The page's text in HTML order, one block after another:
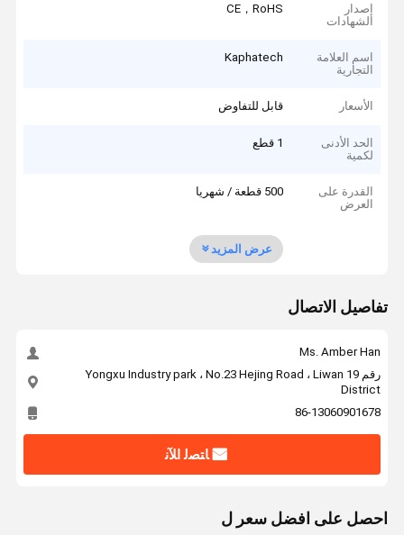
إصدار
الشهادات
CE，RoHS
اسم العلامة
التجارية
Kaphatech
الأسعار قابل للتفاوض
الحد الأدنى
لكمية
1 قطع
القدرة على
العرض
500 قطعة / شهريا
عرض المزيد
تفاصيل الاتصال
Ms. Amber Han
رقم 19 Yongxu Industry park ، No.23 Hejing Road ، Liwan
District
86-13060901678
ﺎﺘﺼﻟ ﺍﻶﻧ
احصل على افضل سعر ل